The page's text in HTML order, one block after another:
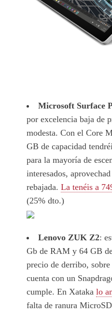
Microsoft Surface
por excelencia baja de
modesta. Con el Core
GB de capacidad
para la mayoría de
interesados,
rebajada. La tenéis a
(25% dto.)
Lenovo ZUK Z2:
Gb de RAM y 64 GB
precio de derribo,
cuenta con un
cumple. En Xataka lo
falta de ranura